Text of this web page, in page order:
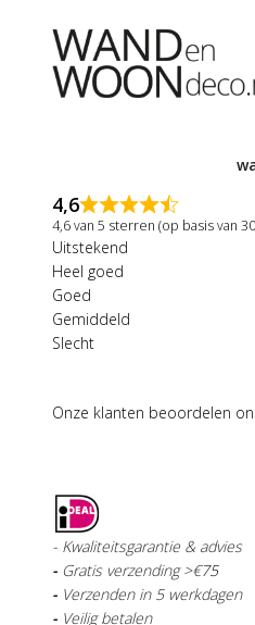
4,6
4,6 van 5 sterren (op basis van
Uitstekend
Heel goed
Goed
Gemiddeld
Slecht
Onze klanten beoordelen
- Kwaliteitsgarantie & advies
- Gratis verzending >€75
- Verzenden in 5 werkdagen
- Veilig betalen